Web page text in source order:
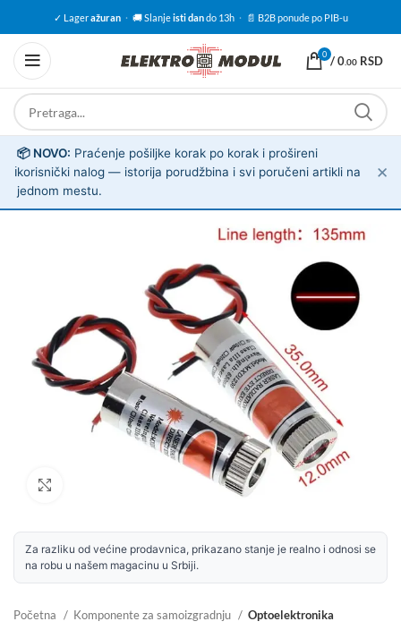
✓ Lageražuran · 🚚 Slanjeisti dando 13h · 📄 B2B ponude po PIB-u
0 /0.00 RSD
ℹ️
📦 NOVO: Praćenje pošiljke korak po korak i prošireni
korisnički nalog — istorija porudžbina i svi poručeni artikli na
jednom mestu.
✕
Za razliku od većine prodavnica, prikazano stanje je realno i odnosi se
na robu u našem magacinu u Srbiji.
Početna Komponente za samoizgradnju Optoelektronika